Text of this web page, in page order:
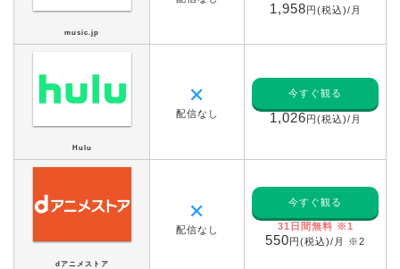
music.jp
1,958円(税込)/月
Hulu
✕
配信なし
今すぐ観る
1,026円(税込)/月
dアニメストア
✕
配信なし
今すぐ観る
31日間無料 ※1
550円(税込)/月 ※2